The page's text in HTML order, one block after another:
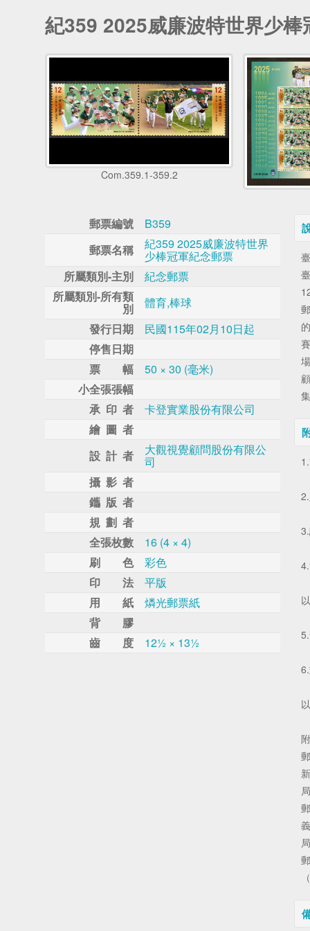
紀359 2025威廉波特世界少棒
Com.359.1-359.2
郵票編號
B359
郵票名稱
紀359 2025威廉波特世界
少棒冠軍紀念郵票
所屬類別-主別
紀念郵票
所屬類別-所有類
別
體育,棒球
發行日期
民國115年02月10日起
停售日期
票 幅
50 × 30 (毫米)
小全張張幅
承 印 者
卡登實業股份有限公司
繪 圖 者
設 計 者
大觀視覺顧問股份有限公
司
攝 影 者
鑴 版 者
規 劃 者
全張枚數
16 (4 × 4)
刷 色
彩色
印 法
平版
用 紙
燐光郵票紙
背 膠
齒 度
12½ × 13½